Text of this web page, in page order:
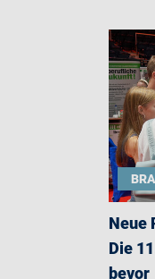
Neue
Die
bevor